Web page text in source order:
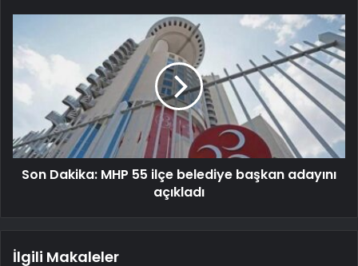
Son Dakika: MHP 55 ilçe belediye başkan adayını
açıkladı
İlgili Makaleler